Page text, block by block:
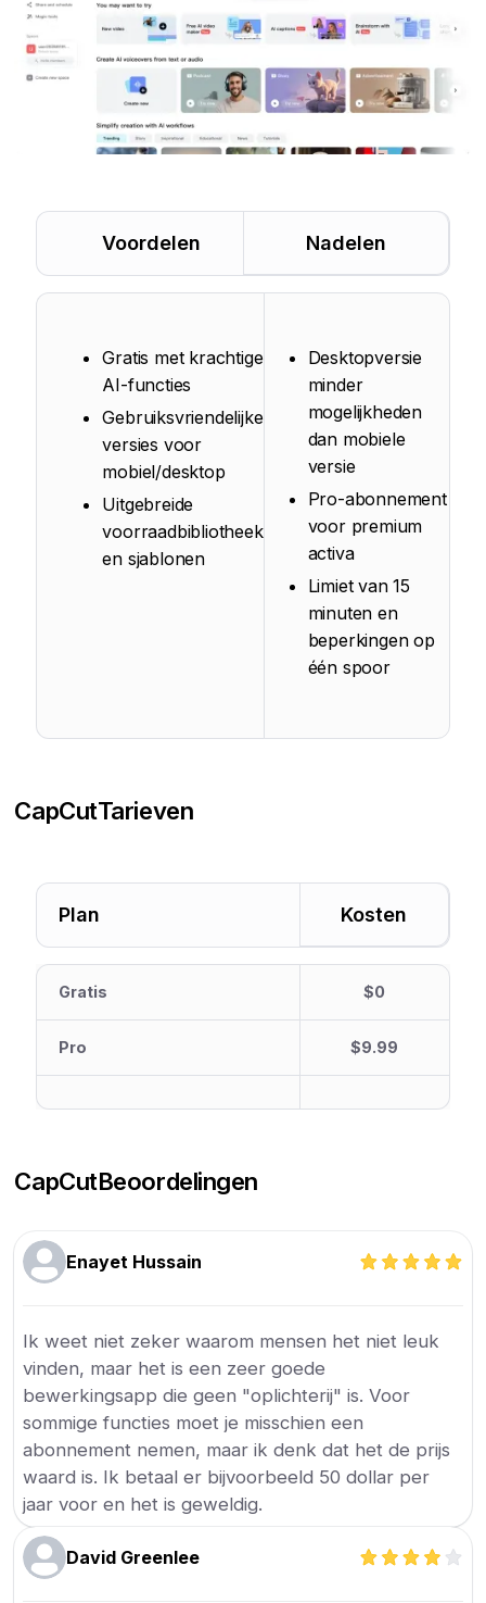
Voordelen Nadelen
Gratis met krachtige
AI-functies
Gebruiksvriendelijke
versies voor
mobiel/desktop
Uitgebreide
voorraadbibliotheek
en sjablonen
Desktopversie
minder
mogelijkheden
dan mobiele
versie
Pro-abonnement
voor premium
activa
Limiet van 15
minuten en
beperkingen op
één spoor
CapCutTarieven
Plan Kosten
Gratis $0
Pro $9.99
CapCutBeoordelingen
Enayet Hussain
Ik weet niet zeker waarom mensen het niet leuk
vinden, maar het is een zeer goede
bewerkingsapp die geen "oplichterij" is. Voor
sommige functies moet je misschien een
abonnement nemen, maar ik denk dat het de prijs
waard is. Ik betaal er bijvoorbeeld 50 dollar per
jaar voor en het is geweldig.
David Greenlee